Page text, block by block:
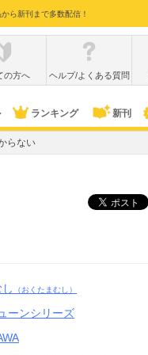
ら新刊まで多数配信！
の方へ ヘルプ/よくある質問
ランキング 新刊
らない
（おくたまむし）
ーンシリーズ